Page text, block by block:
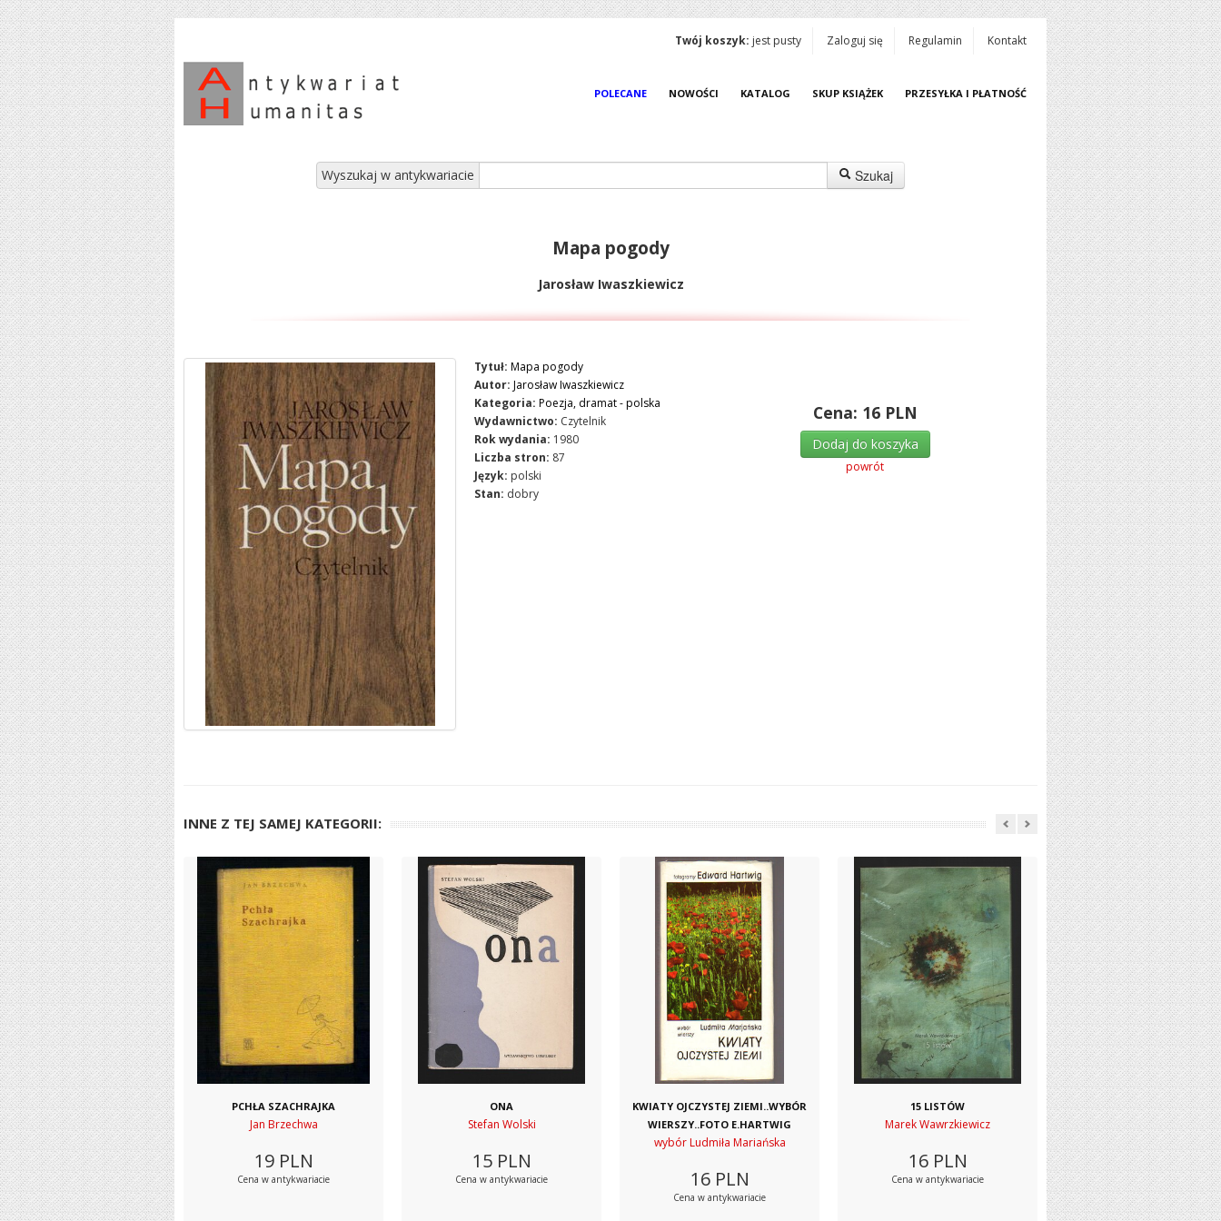
Twój koszyk: jest pusty Zaloguj się Regulamin Kontakt
POLECANE NOWOŚCI KATALOG SKUP KSIĄŻEK PRZESYŁKA I PŁATNOŚĆ
Wyszukaj w antykwariacie Szukaj
Mapa pogody
Jarosław Iwaszkiewicz
Tytuł: Mapa pogody
Autor: Jarosław Iwaszkiewicz
Kategoria: Poezja, dramat - polska
Wydawnictwo: Czytelnik
Rok wydania: 1980
Liczba stron: 87
Język: polski
Stan: dobry
Cena: 16 PLN
Dodaj do koszyka
powrót
INNE Z TEJ SAMEJ KATEGORII:
PCHŁA SZACHRAJKA
Jan Brzechwa
19 PLN
Cena w antykwariacie
ONA
Stefan Wolski
15 PLN
Cena w antykwariacie
KWIATY OJCZYSTEJ ZIEMI..WYBÓR
WIERSZY..FOTO E.HARTWIG
wybór Ludmiła Mariańska
16 PLN
Cena w antykwariacie
15 LISTÓW
Marek Wawrzkiewicz
16 PLN
Cena w antykwariacie